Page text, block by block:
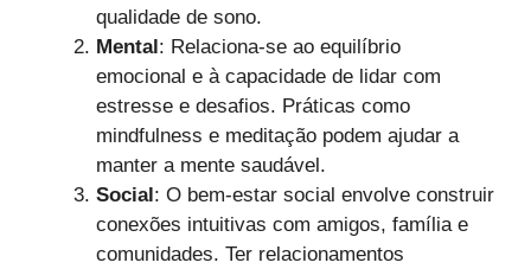
qualidade de sono.
Mental: Relaciona-se ao equilíbrio
emocional e à capacidade de lidar com
estresse e desafios. Práticas como
mindfulness e meditação podem ajudar a
manter a mente saudável.
Social: O bem-estar social envolve construir
conexões intuitivas com amigos, família e
comunidades. Ter relacionamentos